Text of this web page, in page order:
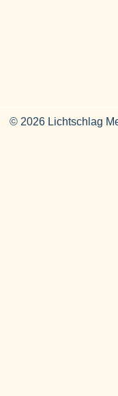
© 2026 Lichtschlag